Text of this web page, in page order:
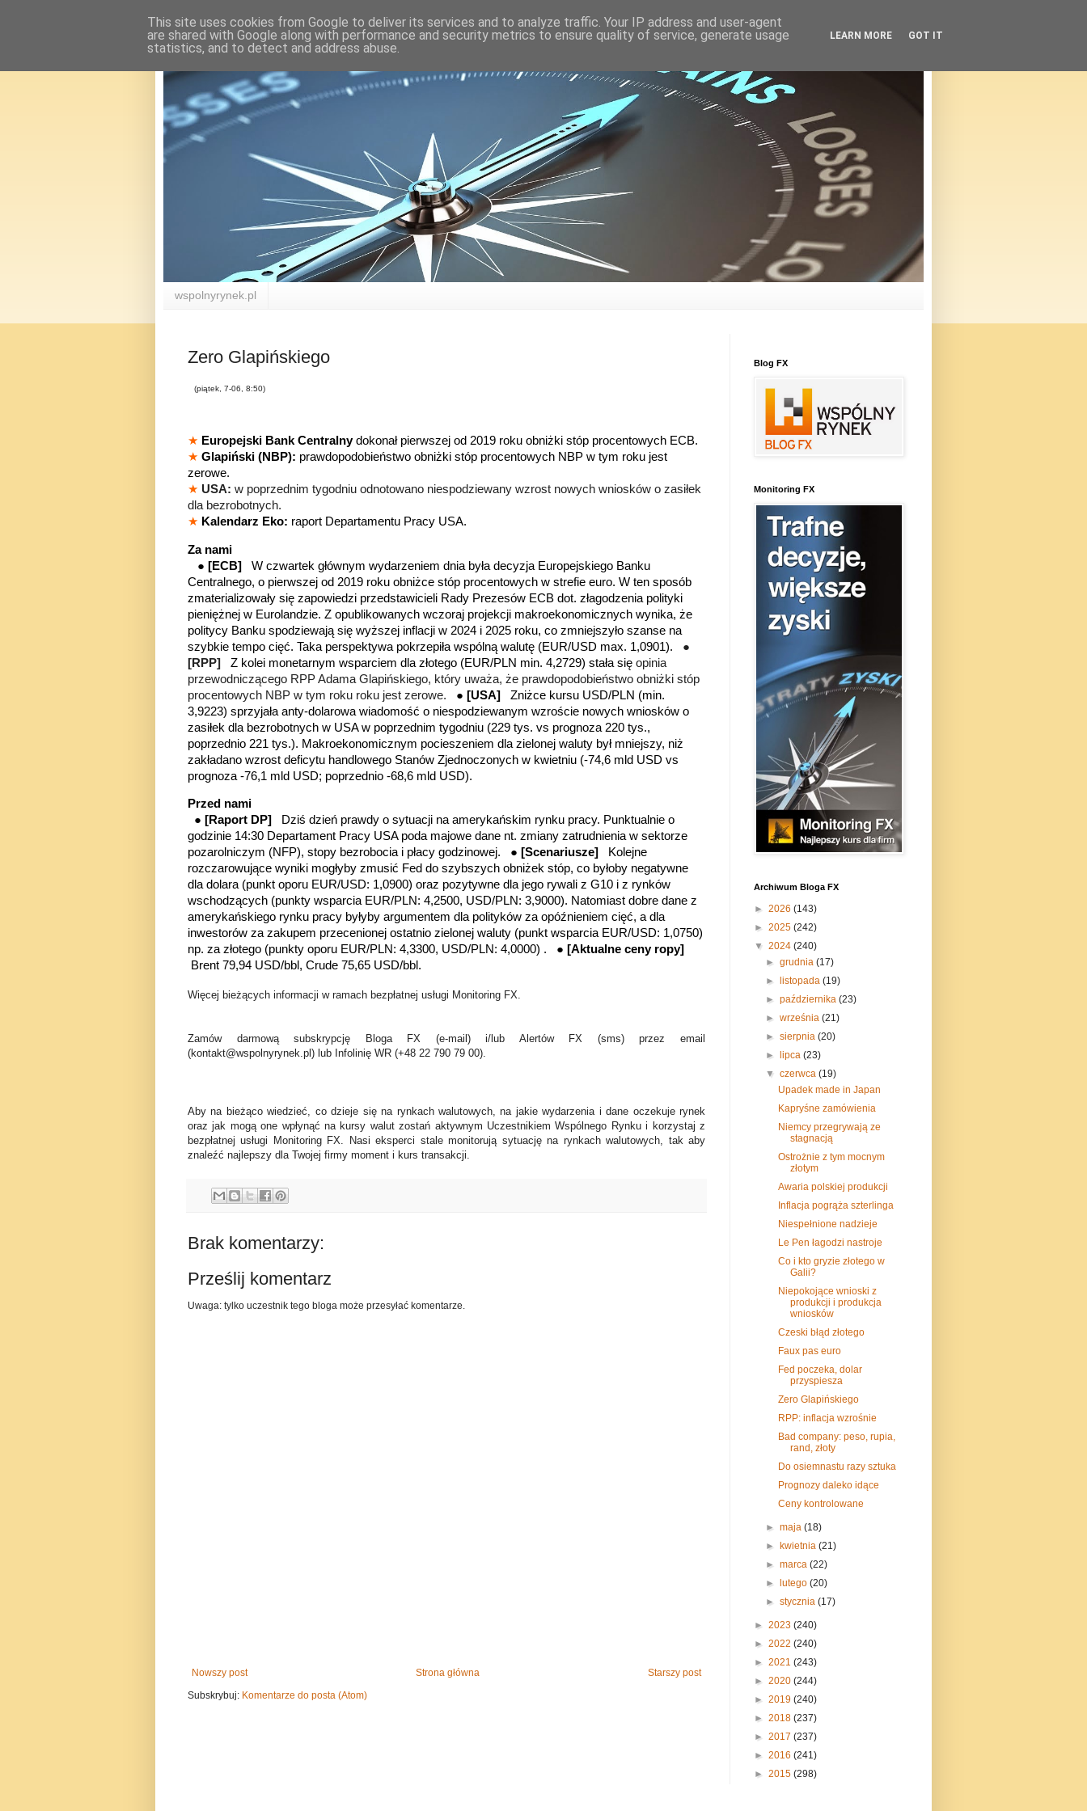
wspolnyrynek.pl
Zero Glapińskiego
(piątek, 7-06, 8:50)
★ Europejski Bank Centralnydokonał pierwszej od 2019 roku obniżki stóp procentowych ECB.
★ Glapiński (NBP): prawdopodobieństwo obniżki stóp procentowych NBP w tym roku jest
zerowe.
★ USA: w poprzednim tygodniu odnotowano niespodziewany wzrost nowych wniosków o zasiłek
dla bezrobotnych.
★ Kalendarz Eko: raport Departamentu Pracy USA.
Za nami
● [ECB]
W czwartek głównym wydarzeniem dnia była decyzja Europejskiego Banku
Centralnego, o pierwszej od 2019 roku obniżce stóp procentowych w strefie euro. W ten sposób
zmaterializowały się zapowiedzi przedstawicieli Rady Prezesów ECB dot. złagodzenia polityki
pieniężnej w Eurolandzie. Z opublikowanych wczoraj projekcji makroekonomicznych wynika, że
politycy Banku spodziewają się wyższej inflacji w 2024 i 2025 roku, co zmniejszyło szanse na
szybkie tempo cięć. Taka perspektywa pokrzepiła wspólną walutę (EUR/USD max. 1,0901). ●
[RPP]
Z kolei monetarnym wsparciem dla złotego (EUR/PLN min. 4,2729) stała się opinia
przewodniczącego RPP Adama Glapińskiego, który uważa, że prawdopodobieństwo obniżki stóp
procentowych NBP w tym roku roku jest zerowe.
● [USA]
Zniżce kursu USD/PLN (min.
3,9223) sprzyjała anty-dolarowa wiadomość o niespodziewanym wzroście nowych wniosków o
zasiłek dla bezrobotnych w USA w poprzednim tygodniu (229 tys. vs prognoza 220 tys.,
poprzednio 221 tys.). Makroekonomicznym pocieszeniem dla zielonej waluty był mniejszy, niż
zakładano wzrost deficytu handlowego Stanów Zjednoczonych w kwietniu (-74,6 mld USD vs
prognoza -76,1 mld USD; poprzednio -68,6 mld USD).
Przed nami
● [Raport DP]
Dziś dzień prawdy o sytuacji na amerykańskim rynku pracy. Punktualnie o
godzinie 14:30 Departament Pracy USA poda majowe dane nt. zmiany zatrudnienia w sektorze
pozarolniczym (NFP), stopy bezrobocia i płacy godzinowej. ● [Scenariusze]
Kolejne
rozczarowujące wyniki mogłyby zmusić Fed do szybszych obniżek stóp, co byłoby negatywne
dla dolara (punkt oporu EUR/USD: 1,0900) oraz pozytywne dla jego rywali z G10 i z rynków
wschodzących (punkty wsparcia EUR/PLN: 4,2500, USD/PLN: 3,9000). Natomiast dobre dane z
amerykańskiego rynku pracy byłyby argumentem dla polityków za opóźnieniem cięć, a dla
inwestorów za zakupem przecenionej ostatnio zielonej waluty (punkt wsparcia EUR/USD: 1,0750)
np. za złotego (punkty oporu EUR/PLN: 4,3300, USD/PLN: 4,0000) . ● [Aktualne ceny ropy]
Brent 79,94 USD/bbl, Crude 75,65 USD/bbl.
Więcej bieżących informacji w ramach bezpłatnej usługi Monitoring FX.
Zamów darmową subskrypcję Bloga FX (e-mail) i/lub Alertów FX (sms) przez email
(kontakt@wspolnyrynek.pl) lub Infolinię WR (+48 22 790 79 00).
Aby na bieżąco wiedzieć, co dzieje się na rynkach walutowych, na jakie wydarzenia i dane oczekuje rynek
oraz jak mogą one wpłynąć na kursy walut zostań aktywnym Uczestnikiem Wspólnego Rynku i korzystaj z
bezpłatnej usługi Monitoring FX. Nasi eksperci stale monitorują sytuację na rynkach walutowych, tak aby
znaleźć najlepszy dla Twojej firmy moment i kurs transakcji.
Brak komentarzy:
Prześlij komentarz
Uwaga: tylko uczestnik tego bloga może przesyłać komentarze.
Nowszy post Starszy post
Strona główna
Subskrybuj: Komentarze do posta (Atom)
Blog FX
Monitoring FX
Archiwum Bloga FX
► 2026 (143)
► 2025 (242)
▼ 2024 (240)
►grudnia(17)
►listopada(19)
►października(23)
►września(21)
►sierpnia(20)
►lipca(23)
▼czerwca(19)
Upadek made in Japan
Kapryśne zamówienia
Niemcy przegrywają ze
stagnacją
Ostrożnie z tym mocnym
złotym
Awaria polskiej produkcji
Inflacja pogrąża szterlinga
Niespełnione nadzieje
Le Pen łagodzi nastroje
Co i kto gryzie złotego w
Galii?
Niepokojące wnioski z
produkcji i produkcja
wniosków
Czeski błąd złotego
Faux pas euro
Fed poczeka, dolar
przyspiesza
Zero Glapińskiego
RPP: inflacja wzrośnie
Bad company: peso, rupia,
rand, złoty
Do osiemnastu razy sztuka
Prognozy daleko idące
Ceny kontrolowane
►maja(18)
►kwietnia(21)
►marca(22)
►lutego(20)
►stycznia(17)
► 2023 (240)
► 2022 (240)
► 2021 (243)
► 2020 (244)
► 2019 (240)
► 2018 (237)
► 2017 (237)
► 2016 (241)
► 2015 (298)
This site uses cookies from Google to deliver its services and to analyze traffic. Your IP address and user-agent
are shared with Google along with performance and security metrics to ensure quality of service, generate usage
statistics, and to detect and address abuse.
LEARN MORE GOT IT